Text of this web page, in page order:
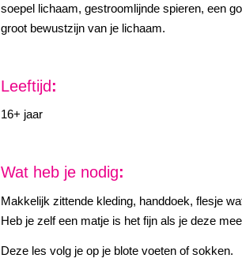
soepel lichaam, gestroomlijnde spieren, een
groot bewustzijn van je lichaam.
Leeftijd:
16+ jaar
Wat heb je nodig:
Makkelijk zittende kleding, handdoek, flesje
Heb je zelf een matje is het fijn als je deze
Deze les volg je op je blote voeten of sokken.